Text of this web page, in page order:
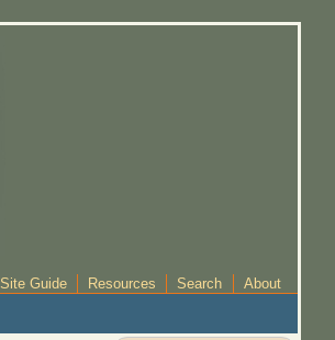
Site Guide Resources Search About